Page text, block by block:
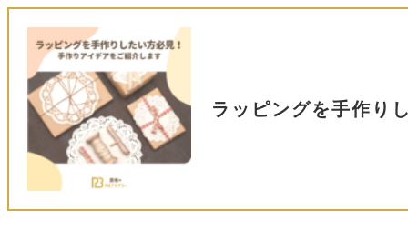
ラッピングを手作り